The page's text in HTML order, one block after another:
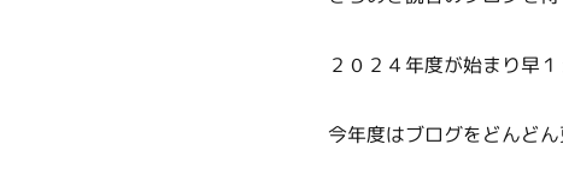
２０２４年度が始まり早
今年度はブログをどんど